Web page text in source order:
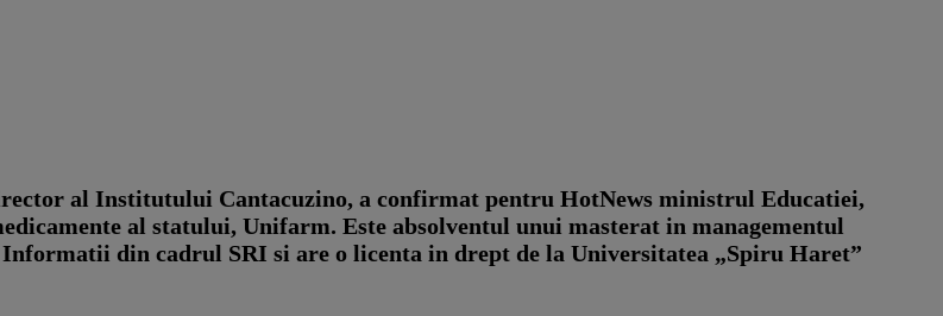
al Institutului Cantacuzino, a confirmat pentru HotNews ministrul Educatiei,
al statului, Unifarm. Este absolventul unui masterat in managementul
din cadrul SRI si are o licenta in drept de la Universitatea „Spiru Haret”